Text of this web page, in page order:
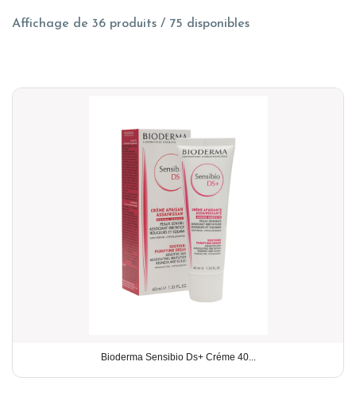
Affichage de 36 produits / 75 disponibles
Bioderma Sensibio Ds+ Créme 40...